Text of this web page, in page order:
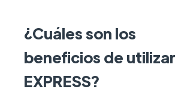
¿Cuáles son los
beneficios de
EXPRESS?